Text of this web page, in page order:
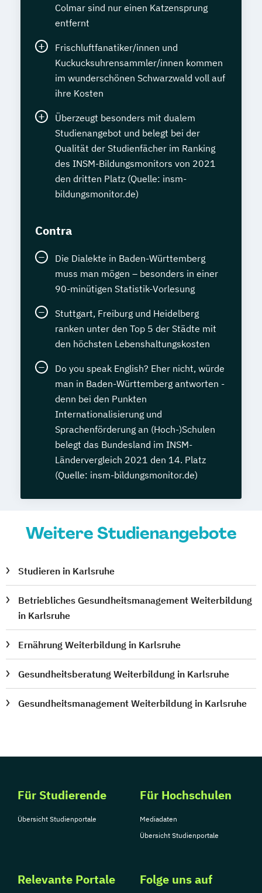
Colmar sind nur einen Katzensprung
entfernt
Frischluftfanatiker/innen und
Kuckucksuhrensammler/innen kommen
im wunderschönen Schwarzwald voll auf
ihre Kosten
Überzeugt besonders mit dualem
Studienangebot und belegt bei der
Qualität der Studienfächer im Ranking
des INSM-Bildungsmonitors von 2021
den dritten Platz (Quelle: insm-
bildungsmonitor.de)
Contra
Die Dialekte in Baden-Württemberg
muss man mögen – besonders in einer
90-minütigen Statistik-Vorlesung
Stuttgart, Freiburg und Heidelberg
ranken unter den Top 5 der Städte mit
den höchsten Lebenshaltungskosten
Do you speak English? Eher nicht, würde
man in Baden-Württemberg antworten -
denn bei den Punkten
Internationalisierung und
Sprachenförderung an (Hoch-)Schulen
belegt das Bundesland im INSM-
Ländervergleich 2021 den 14. Platz
(Quelle: insm-bildungsmonitor.de)
Weitere Studienangebote
Studieren in Karlsruhe
Betriebliches Gesundheitsmanagement Weiterbildung
in Karlsruhe
Ernährung Weiterbildung in Karlsruhe
Gesundheitsberatung Weiterbildung in Karlsruhe
Gesundheitsmanagement Weiterbildung in Karlsruhe
Für Studierende
Übersicht Studienportale
Für Hochschulen
Mediadaten
Übersicht Studienportale
Relevante Portale Folge uns auf